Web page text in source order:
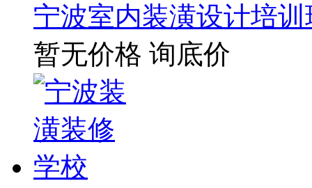
宁波室内装潢设计培训
暂无价格 询底价